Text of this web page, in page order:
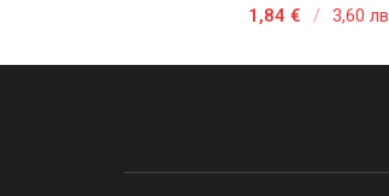
1,84€ / 3,60 лв